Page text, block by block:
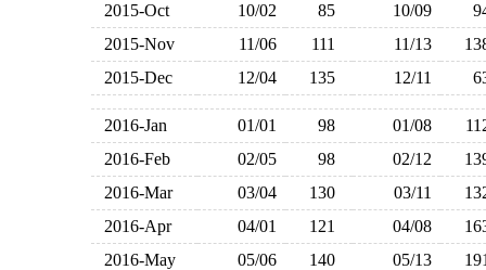
2015-Oct
10/02 85 10/09
2015-Nov
11/06 111 11/13
2015-Dec
12/04 135 12/11
2016-Jan 01/01 98 01/08
2016-Feb
02/05 98 02/12
2016-Mar
03/04 130 03/11
2016-Apr
04/01 121 04/08
2016-May
05/06 140 05/13